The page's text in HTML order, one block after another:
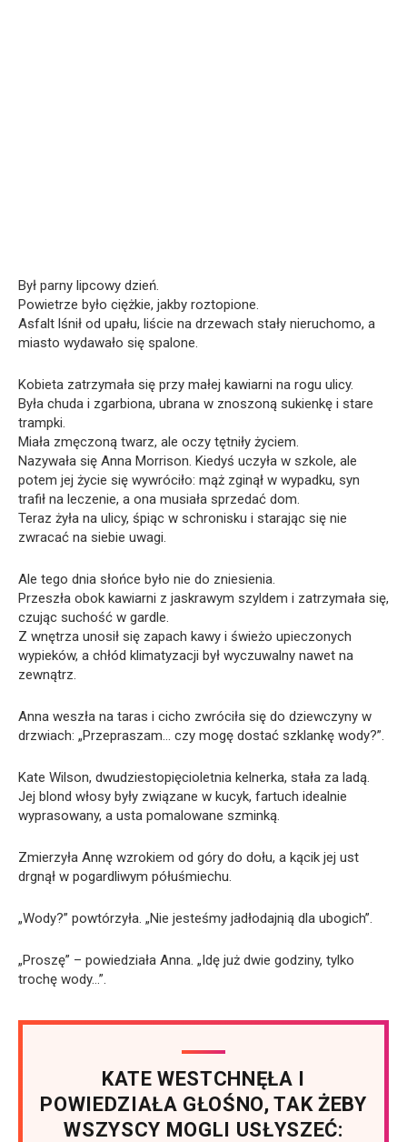
Był parny lipcowy dzień.
Powietrze było ciężkie, jakby roztopione.
Asfalt lśnił od upału, liście na drzewach stały nieruchomo, a
miasto wydawało się spalone.
Kobieta zatrzymała się przy małej kawiarni na rogu ulicy.
Była chuda i zgarbiona, ubrana w znoszoną sukienkę i stare
trampki.
Miała zmęczoną twarz, ale oczy tętniły życiem.
Nazywała się Anna Morrison. Kiedyś uczyła w szkole, ale
potem jej życie się wywróciło: mąż zginął w wypadku, syn
trafił na leczenie, a ona musiała sprzedać dom.
Teraz żyła na ulicy, śpiąc w schronisku i starając się nie
zwracać na siebie uwagi.
Ale tego dnia słońce było nie do zniesienia.
Przeszła obok kawiarni z jaskrawym szyldem i zatrzymała się,
czując suchość w gardle.
Z wnętrza unosił się zapach kawy i świeżo upieczonych
wypieków, a chłód klimatyzacji był wyczuwalny nawet na
zewnątrz.
Anna weszła na taras i cicho zwróciła się do dziewczyny w
drzwiach: „Przepraszam… czy mogę dostać szklankę wody?”.
Kate Wilson, dwudziestopięcioletnia kelnerka, stała za ladą.
Jej blond włosy były związane w kucyk, fartuch idealnie
wyprasowany, a usta pomalowane szminką.
Zmierzyła Annę wzrokiem od góry do dołu, a kącik jej ust
drgnął w pogardliwym półuśmiechu.
„Wody?” powtórzyła. „Nie jesteśmy jadłodajnią dla ubogich”.
„Proszę” – powiedziała Anna. „Idę już dwie godziny, tylko
trochę wody…”.
KATE WESTCHNĘŁA I
POWIEDZIAŁA GŁOŚNO, TAK ŻEBY
WSZYSCY MOGLI USŁYSZEĆ: